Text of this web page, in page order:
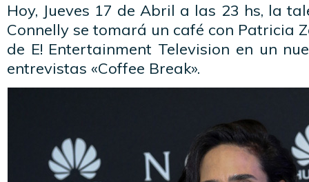
Hoy, Jueves 17 de Abril a las 23 hs, la
Connelly se tomará un café con Patricia
de E! Entertainment Television en un
entrevistas «Coffee Break».